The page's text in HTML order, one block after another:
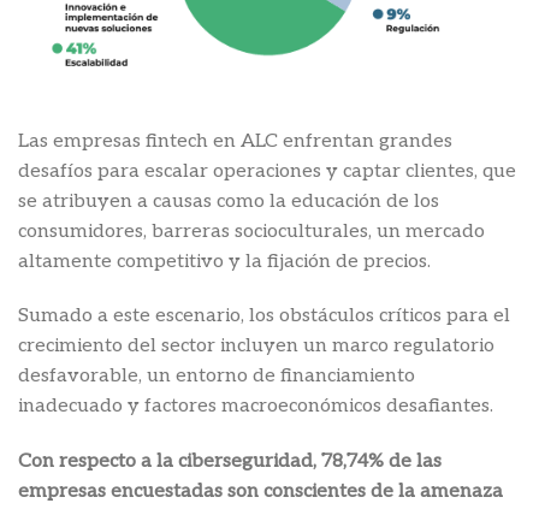
Las empresas fintech en ALC enfrentan grandes
desafíos para escalar operaciones y captar clientes, que
se atribuyen a causas como la educación de los
consumidores, barreras socioculturales, un mercado
altamente competitivo y la fijación de precios.
Sumado a este escenario, los obstáculos críticos para el
crecimiento del sector incluyen un marco regulatorio
desfavorable, un entorno de financiamiento
inadecuado y factores macroeconómicos desafiantes.
Con respecto a la ciberseguridad, 78,74% de las
empresas encuestadas son conscientes de la amenaza